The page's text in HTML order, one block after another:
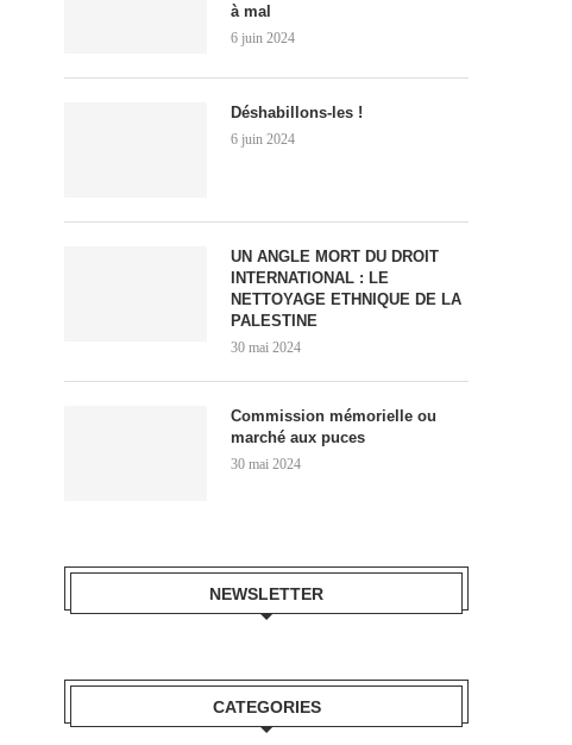
à mal
6 juin 2024
Déshabillons-les !
6 juin 2024
UN ANGLE MORT DU DROIT
INTERNATIONAL : LE
NETTOYAGE ETHNIQUE DE LA
PALESTINE
30 mai 2024
Commission mémorielle ou
marché aux puces
30 mai 2024
NEWSLETTER
CATEGORIES